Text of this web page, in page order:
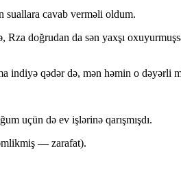
suallara cavab verməli oldum.
doğrudan da sən yaxşı
qədər də, mən həmin o dəyərli
uçün də ev işlərinə qarışmışdı.
— zarafat).